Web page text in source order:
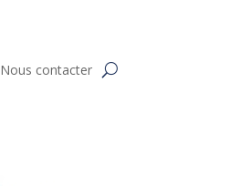
Nous contacter